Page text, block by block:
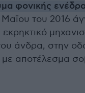
φονικής
Μαϊου του 2016
εκρηκτικό
άνδρα, στην
αποτέλεσμα